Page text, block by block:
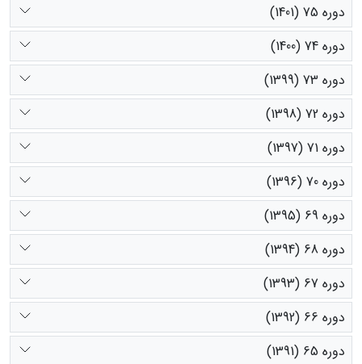
دوره 75 (1401)
دوره 74 (1400)
دوره 73 (1399)
دوره 72 (1398)
دوره 71 (1397)
دوره 70 (1396)
دوره 69 (1395)
دوره 68 (1394)
دوره 67 (1393)
دوره 66 (1392)
دوره 65 (1391)